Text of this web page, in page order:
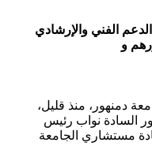
الفني والإرشادي
و
دمنهور، منذ قليل،
السادة نواب رئيس
مستشاري الجامعة